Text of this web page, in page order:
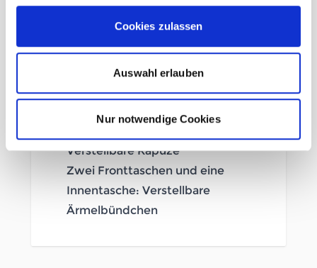
Cookies zulassen
Auswahl erlauben
Nur notwendige Cookies
Folie aus recyceltem Polyester
mit hervorragendem Wärme-
Gewicht-Verhältnis
PFAS-freie DWR-behandelte
Verstellbare Kapuze
Zwei Fronttaschen und eine
Innentasche: Verstellbare
Ärmelbündchen